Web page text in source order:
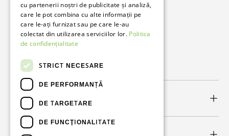
Bunzl Romania
Soluții complete pentru afacerea ta.
FacebookLinkedIn
Link-uri utile
cu partenerii noștri de publicitate și analiză,
care le pot combina cu alte informații pe
care le-ați furnizat sau pe care le-au
colectat din utilizarea serviciilor lor. Politica
de confidențialitate
STRICT NECESARE
DE PERFORMANȚĂ
DE TARGETARE
DE FUNCŢIONALITATE